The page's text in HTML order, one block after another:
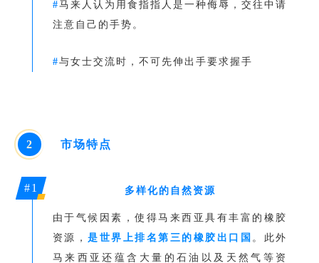
#马来人认为用食指指人是一种侮辱，交往中请
注意自己的手势。
#与女士交流时，不可先伸出手要求握手
2 市场特点
#1 多样化的自然资源
由于气候因素，使得马来西亚具有丰富的橡胶
资源，是世界上排名第三的橡胶出口国 。此外
马来西亚还蕴含大量的石油以及天然气等资